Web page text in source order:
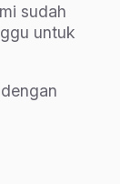
sudah
untuk